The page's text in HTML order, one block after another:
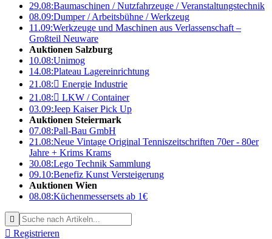
29.08:Baumaschinen / Nutzfahrzeuge / Veranstaltungstechnik
08.09:Dumper / Arbeitsbühne / Werkzeug
11.09:Werkzeuge und Maschinen aus Verlassenschaft –
Großteil Neuware
Auktionen Salzburg
10.08:Unimog
14.08:Plateau Lagereinrichtung
21.08: Energie Industrie
21.08: LKW / Container
03.09:Jeep Kaiser Pick Up
Auktionen Steiermark
07.08:Pall-Bau GmbH
21.08:Neue Vintage Original Tenniszeitschriften 70er - 80er
Jahre + Krims Krams
30.08:Lego Technik Sammlung
09.10:Benefiz Kunst Versteigerung
Auktionen Wien
08.08:Küchenmessersets ab 1€

 Registrieren